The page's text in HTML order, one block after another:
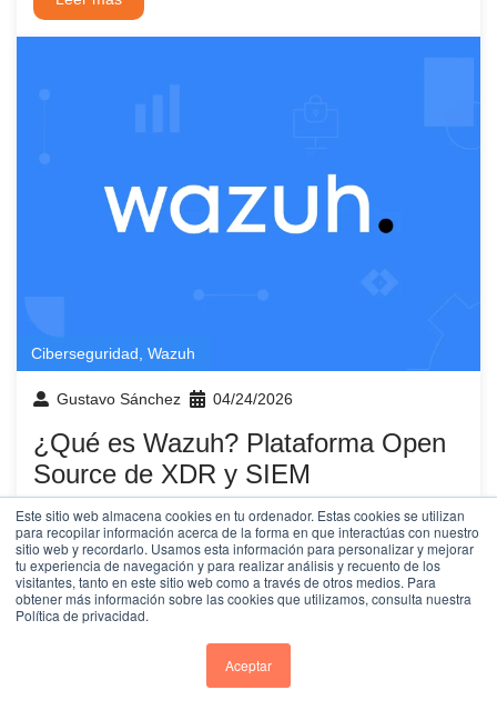
Este sitio web almacena cookies en tu ordenador. Estas cookies se utilizan
para recopilar información acerca de la forma en que interactúas con nuestro
sitio web y recordarlo. Usamos esta información para personalizar y mejorar
tu experiencia de navegación y para realizar análisis y recuento de los
visitantes, tanto en este sitio web como a través de otros medios. Para
obtener más información sobre las cookies que utilizamos, consulta nuestra
Política de privacidad.
Aceptar
Ciberseguridad, Wazuh
Gustavo Sánchez 04/24/2026
¿Qué es Wazuh? Plataforma Open
Source de XDR y SIEM
Wazuh es una plataforma de seguridad de código
abierto que unifica capacidades de XDR (detección y
Leer más